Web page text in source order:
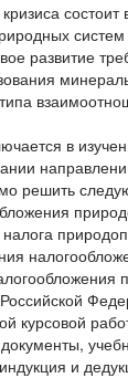
развитие
в
решить
курсовой
и